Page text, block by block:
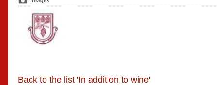
Back to the list 'In addition to wine'